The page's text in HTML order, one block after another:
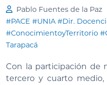
Pablo Fuentes de la Paz
#PACE #UNIA #Dir.
#ConocimientoyTerritorio
Tarapacá
Con la participación de
tercero y cuarto